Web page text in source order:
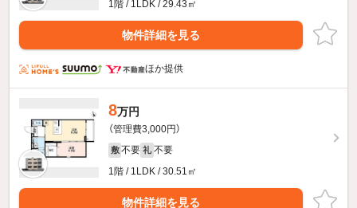
1階 / 1LDK / 29.43㎡
物件詳細を見る
ほか提供
8万円
（管理費3,000円）
敷 不要 礼 不要
1階 / 1LDK / 30.51㎡
物件詳細を見る